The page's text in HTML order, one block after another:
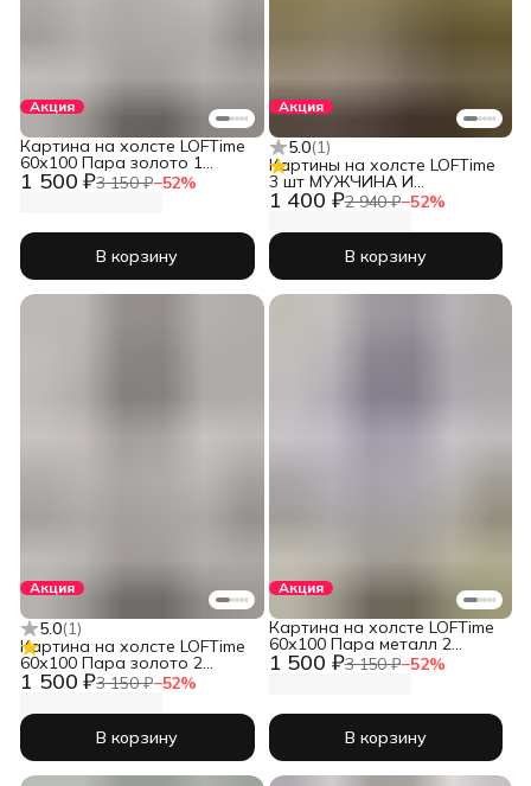
Акция
1 500 ₽3 150 ₽−52%
Картина на холсте LOFTime
60х100 Пара золото 1
КБ-1218-60100
В корзину
Акция
5.0(1)
1 400 ₽2 940 ₽−52%
Картины на холсте LOFTime
3 шт МУЖЧИНА И
ЖЕНЩИНА ЗОЛ СЕР 2
30Х40 К-638-3040
В корзину
Акция
5.0(1)
1 500 ₽3 150 ₽−52%
Картина на холсте LOFTime
60х100 Пара золото 2
КБ-1219-60100
В корзину
Акция
1 500 ₽3 150 ₽−52%
Картина на холсте LOFTime
60х100 Пара металл 2
КБ-1226-60100
В корзину